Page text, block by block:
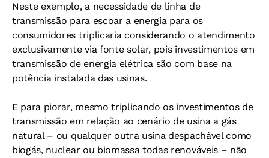
Neste exemplo, a necessidade de linha de
transmissão para escoar a energia para os
consumidores triplicaria considerando o atendimento
exclusivamente via fonte solar, pois investimentos em
transmissão de energia elétrica são com base na
potência instalada das usinas.
E para piorar, mesmo triplicando os investimentos de
transmissão em relação ao cenário de usina a gás
natural – ou qualquer outra usina despachável como
biogás, nuclear ou biomassa todas renováveis – não